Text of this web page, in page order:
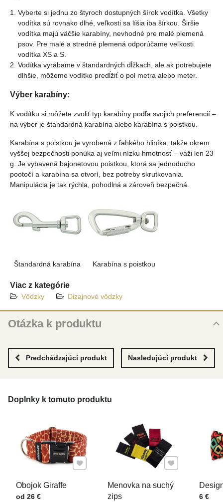
Vyberte si jednu zo štyroch dostupných šírok vodítka. Všetky
vodítka sú rovnako dlhé, veľkosti sa líšia iba šírkou. Širšie
vodítka majú väčšie karabíny, nevhodné pre malé plemená
psov. Pre malé a stredné plemená odporúčame veľkosti
vodítka XS a S.
Vodítka vyrábame v štandardných dĺžkach, ale ak potrebujete
dlhšie, môžeme vodítko predĺžiť o pol metra alebo meter.
Výber karabíny:
K vodítku si môžete zvoliť typ karabíny podľa svojich preferencií –
na výber je štandardná karabína alebo karabína s poistkou.
Karabína s poistkou je vyrobená z ľahkého hliníka, takže okrem
vyššej bezpečnosti ponúka aj veľmi nízku hmotnosť – váži len 23
g. Je vybavená bajonetovou poistkou, ktorá sa jednoducho
pootočí a karabína sa otvorí, bez potreby skrutkovania.
Manipulácia je tak rýchla, pohodlná a zároveň bezpečná.
Štandardná karabína Karabína s poistkou
Viac z kategórie
Vôdzky Dizajnové vôdzky
Otázka k produktu
MENO
VAŠA OTÁZKA K PRODUKTU
Predchádzajúci produkt Nasledujúci produkt
Doplnky k tomuto produktu
Obojok Giraffe
Cena s DPH
od 26 €
Pridať k Obľúbeným
Menovka na suchý
zips
Pridať k
Cena s
6 €